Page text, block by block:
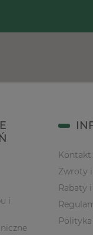
i
Kontakt
Zwroty
Rabaty